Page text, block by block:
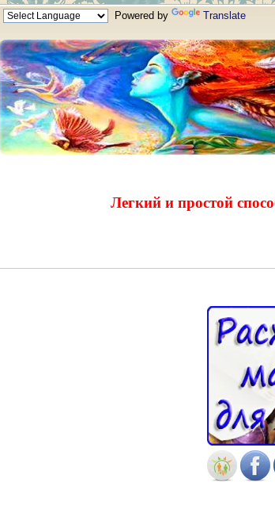
Powered by Translate
Легкий и простой